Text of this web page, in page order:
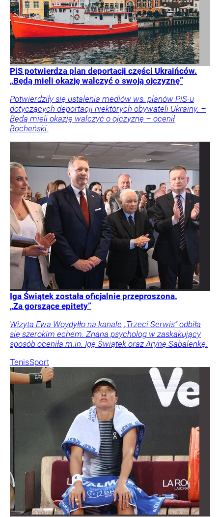
PiS potwierdza plan deportacji części Ukraińców.
„Będą mieli okazję walczyć o swoją ojczyznę”
Potwierdziły się ustalenia mediów ws. planów PiS-u
dotyczących deportacji niektórych obywateli Ukrainy. –
Będą mieli okazję walczyć o ojczyznę – ocenił
Bocheński.
Iga Świątek została oficjalnie przeproszona.
„Za gorszące epitety”
Wizyta Ewa Woydyłło na kanale „Trzeci Serwis” odbiła
się szerokim echem. Znana psycholog w zaskakujący
sposób oceniła m.in. Igę Świątek oraz Arynę Sabalenkę.
TenisSport